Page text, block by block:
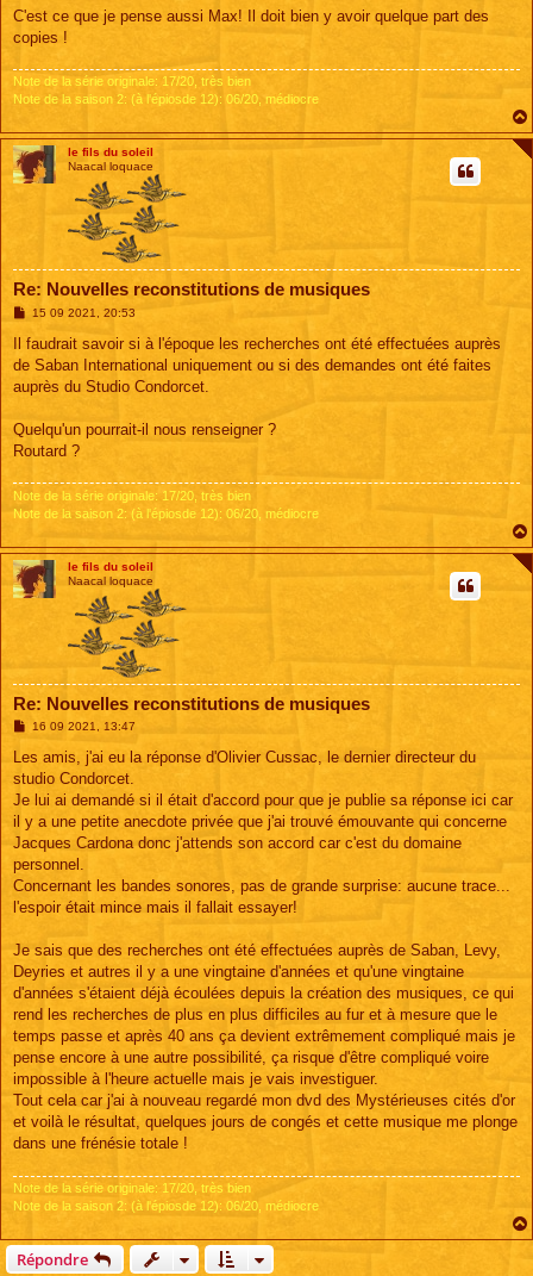
C'est ce que je pense aussi Max! Il doit bien y avoir quelque part des
copies !
Note de la série originale: 17/20, très bien
Note de la saison 2: (à l'épiosde 12): 06/20, médiocre
le fils du soleil
Naacal loquace
Re: Nouvelles reconstitutions de musiques
M
s
a
g
e
15 09 2021, 20:53
Il faudrait savoir si à l'époque les recherches ont été effectuées auprès
de Saban International uniquement ou si des demandes ont été faites
auprès du Studio Condorcet.
Quelqu'un pourrait-il nous renseigner ?
Routard ?
Note de la série originale: 17/20, très bien
Note de la saison 2: (à l'épiosde 12): 06/20, médiocre
le fils du soleil
Naacal loquace
Re: Nouvelles reconstitutions de musiques
M
s
a
g
16 09 2021, 13:47
Les amis, j'ai eu la réponse d'Olivier Cussac, le dernier directeur du
studio Condorcet.
Je lui ai demandé si il était d'accord pour que je publie sa réponse ici car
il y a une petite anecdote privée que j'ai trouvé émouvante qui concerne
Jacques Cardona donc j'attends son accord car c'est du domaine
personnel.
Concernant les bandes sonores, pas de grande surprise: aucune trace...
l'espoir était mince mais il fallait essayer!
Je sais que des recherches ont été effectuées auprès de Saban, Levy,
Deyries et autres il y a une vingtaine d'années et qu'une vingtaine
d'années s'étaient déjà écoulées depuis la création des musiques, ce qui
rend les recherches de plus en plus difficiles au fur et à mesure que le
temps passe et après 40 ans ça devient extrêmement compliqué mais je
pense encore à une autre possibilité, ça risque d'être compliqué voire
impossible à l'heure actuelle mais je vais investiguer.
Tout cela car j'ai à nouveau regardé mon dvd des Mystérieuses cités d'or
et voilà le résultat, quelques jours de congés et cette musique me plonge
dans une frénésie totale !
Note de la série originale: 17/20, très bien
Note de la saison 2: (à l'épiosde 12): 06/20, médiocre
Répondre